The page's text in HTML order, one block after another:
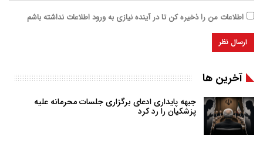
اطلاعات من را ذخیره کن تا در آینده نیازی به ورود اطلاعات نداشته باشم
آخرین ها
جبهه پایداری ادعای برگزاری جلسات محرمانه علیه
پزشکیان را رد کرد